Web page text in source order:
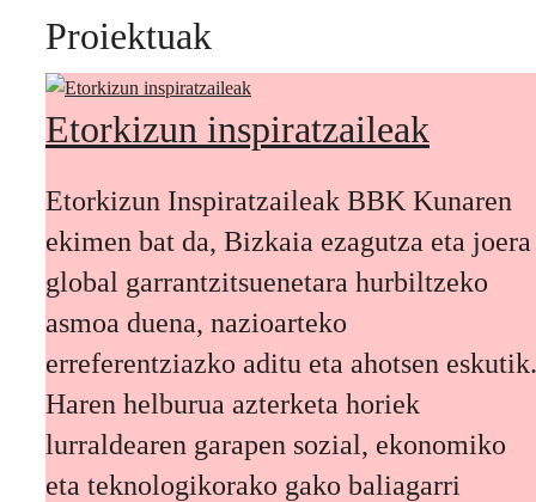
Proiektuak
Etorkizun inspiratzaileak
Etorkizun Inspiratzaileak BBK Kunaren
ekimen bat da, Bizkaia ezagutza eta joera
global garrantzitsuenetara hurbiltzeko
asmoa duena, nazioarteko
erreferentziazko aditu eta ahotsen eskutik.
Haren helburua azterketa horiek
lurraldearen garapen sozial, ekonomiko
eta teknologikorako gako baliagarri